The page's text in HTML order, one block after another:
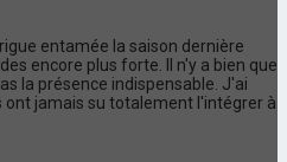
entamée la saison dernière
encore plus forte. Il n'y a bien que
la présence indispensable. J'ai
ont jamais su totalement l'intégrer à